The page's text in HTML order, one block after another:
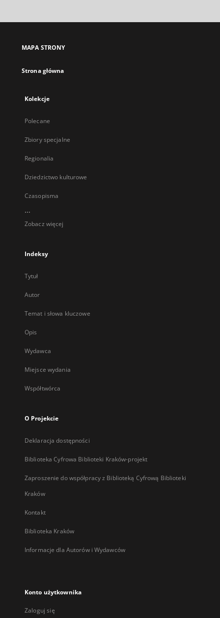
MAPA STRONY
Strona główna
Kolekcje
Polecane
Zbiory specjalne
Regionalia
Dziedzictwo kulturowe
Czasopisma
...
Zobacz więcej
Indeksy
Tytuł
Autor
Temat i słowa kluczowe
Opis
Wydawca
Miejsce wydania
Współtwórca
O Projekcie
Deklaracja dostępności
Biblioteka Cyfrowa Biblioteki Kraków-projekt
Zaproszenie do współpracy z Biblioteką Cyfrową Biblioteki
Kraków
Kontakt
Biblioteka Kraków
Informacje dla Autorów i Wydawców
Konto użytkownika
Zaloguj się